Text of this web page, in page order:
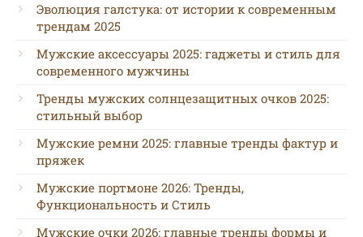
Эволюция галстука: от истории к современным
трендам 2025
Мужские аксессуары 2025: гаджеты и стиль для
современного мужчины
Тренды мужских солнцезащитных очков 2025:
стильный выбор
Мужские ремни 2025: главные тренды фактур и
пряжек
Мужские портмоне 2026: Тренды,
Функциональность и Стиль
Мужские очки 2026: главные тренды формы и